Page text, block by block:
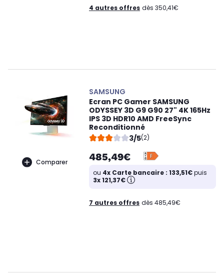
4 autres offres dès 350,41€
Comparer
SAMSUNG
Ecran PC Gamer SAMSUNG
ODYSSEY 3D G9 G90 27" 4K 165Hz
IPS 3D HDR10 AMD FreeSync
Reconditionné
3/5(2)
485,49€
ou 4x Carte bancaire : 133,51€puis
3x 121,37€
7 autres offres dès 485,49€